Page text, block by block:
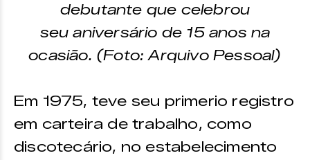
debutante que celebrou
seu aniversário de 15 anos na
ocasião. (Foto: Arquivo Pessoal)
Em 1975, teve seu primerio registro
em carteira de trabalho, como
discotecário, no estabelecimento